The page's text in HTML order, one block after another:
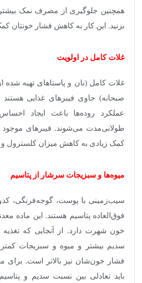
همچنین جلوگیری از مصرف نمک بیشتر
بزنید. این کار به کاهش فشار خونتان
غلات کامل در اولویت
غلات کامل (نان و پاستاهای تهیه ‌شده
صبحانه) حاوی فیبرهای غذایی هستند
عملکرد روده‌ها باعث ایجاد
طولانی‌مدت می‌شوند. فیبرهای موجود
کمک زیادی به کاهش میزان کلسترول
میوه‌ها و سبزیجات سرشار از پتاسیم
سیب‌زمینی با پوست، گوجه‌‌فرنگی،
فوق‌العاده پتاسیم هستند. این ماده
خون شهرت دارد. از آنجایی که تغذیه
سدیم بیشتر و میوه و سبزیجات
فشار خون‌شان نیز بالاتر است. برای
باید تعادلی بین نسبت سدیم و